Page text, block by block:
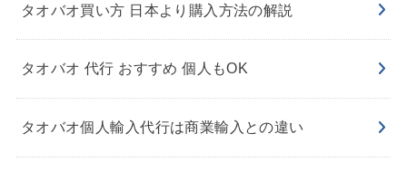
タオバオ買い方 日本より購入方法の解説
タオバオ 代行 おすすめ 個人もOK
タオバオ個人輸入代行は商業輸入との違い